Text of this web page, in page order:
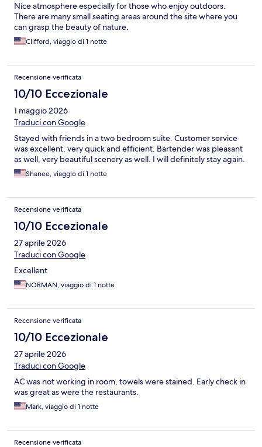
Nice atmosphere especially for those who enjoy outdoors.
There are many small seating areas around the site where you
can grasp the beauty of nature.
Clifford, viaggio di 1 notte
Recensione verificata
10/10 Eccezionale
1 maggio 2026
Traduci con Google
Stayed with friends in a two bedroom suite. Customer service
was excellent, very quick and efficient. Bartender was pleasant
as well, very beautiful scenery as well. I will definitely stay again.
Shanee, viaggio di 1 notte
Recensione verificata
10/10 Eccezionale
27 aprile 2026
Traduci con Google
Excellent
NORMAN, viaggio di 1 notte
Recensione verificata
10/10 Eccezionale
27 aprile 2026
Traduci con Google
AC was not working in room, towels were stained. Early check in
was great as were the restaurants.
Mark, viaggio di 1 notte
Recensione verificata